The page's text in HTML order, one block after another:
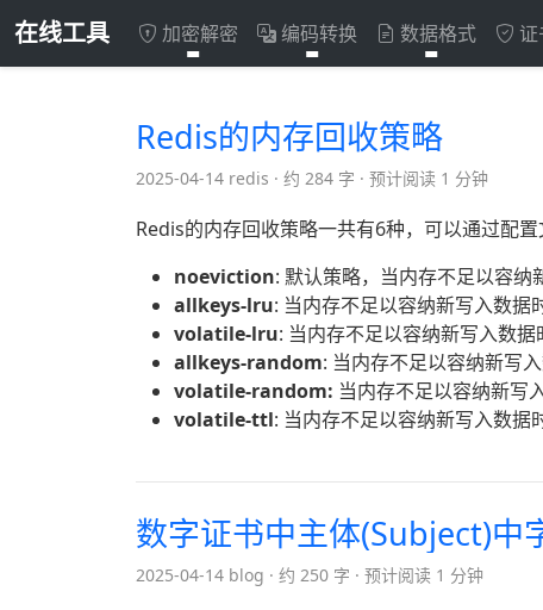
在线工具 加密解密 编码转换 数据格式
Redis的内存回收策略
2025-04-14 redis 约 284 字 预计阅读 1 分钟
Redis的内存回收策略一共有6种，可以通过配
noeviction: 默认策略，当内存不足以容纳
allkeys-lru: 当内存不足以容纳新写入数据
volatile-lru: 当内存不足以容纳新写入数据
allkeys-random: 当内存不足以容纳新写
volatile-random: 当内存不足以容纳新写
volatile-ttl: 当内存不足以容纳新写入数据
数字证书中主体(Subject)中
2025-04-14 blog 约 250 字 预计阅读 1 分钟